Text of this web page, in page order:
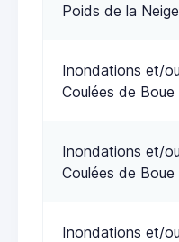
Poids de la Neige
Inondations et/ou
Coulées de Boue
Inondations et/ou
Coulées de Boue
Inondations et/ou